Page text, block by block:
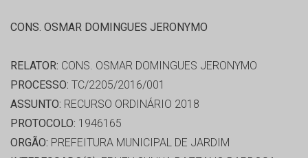
CONS. OSMAR DOMINGUES JERONYMO
RELATOR: CONS. OSMAR DOMINGUES JERONYMO
PROCESSO: TC/2205/2016/001
ASSUNTO: RECURSO ORDINÁRIO 2018
PROTOCOLO: 1946165
ORGÃO: PREFEITURA MUNICIPAL DE JARDIM